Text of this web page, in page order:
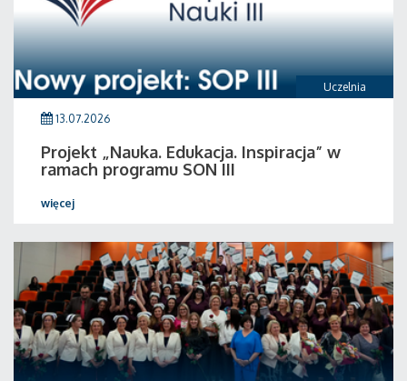
Uczelnia
13.07.2026
Projekt „Nauka. Edukacja. Inspiracja” w
ramach programu SON III
więcej